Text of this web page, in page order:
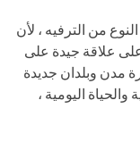
من الترفيه ، لأن
علاقة جيدة على
مدن وبلدان جديدة
اليومية ،